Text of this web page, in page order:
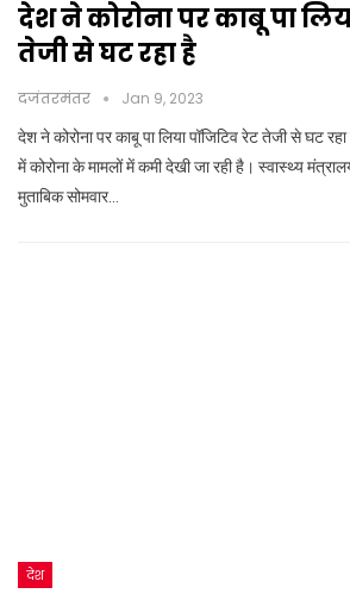
देश ने कोरोना पर काबू पा
तेजी से घट रहा है
दजंतरमंतर Jan 9, 2023
देश ने कोरोना पर काबू पा लिया पॉजिटिव रेट तेजी से घट
में कोरोना के मामलों में कमी देखी जा रही है। स्वास्थ्य मंत्रालय
मुताबिक सोमवार…
देश